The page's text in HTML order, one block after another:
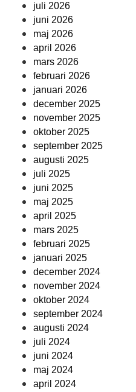
juli 2026
juni 2026
maj 2026
april 2026
mars 2026
februari 2026
januari 2026
december 2025
november 2025
oktober 2025
september 2025
augusti 2025
juli 2025
juni 2025
maj 2025
april 2025
mars 2025
februari 2025
januari 2025
december 2024
november 2024
oktober 2024
september 2024
augusti 2024
juli 2024
juni 2024
maj 2024
april 2024